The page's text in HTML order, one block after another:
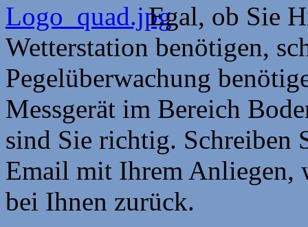
Egal, ob Sie
Wetterstation benötigen,
Pegelüberwachung
Messgerät im Bereich
sind Sie richtig. Schreiben
Email mit Ihrem Anliegen,
bei Ihnen zurück.